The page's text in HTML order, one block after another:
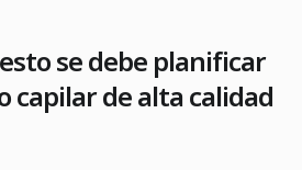
se debe planificar
capilar de alta calidad